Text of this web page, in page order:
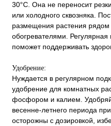
30°C. Она не переносит
или холодного сквозняка.
размещения растения
обогревателями.
поможет поддерживать
Удобрение:
Нуждается в регулярном
удобрение для комнатных
фосфором и калием.
весенне-летнего периода
осторожны с дозировкой,